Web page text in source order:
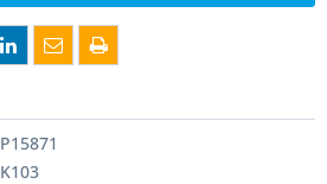
P15871
K103